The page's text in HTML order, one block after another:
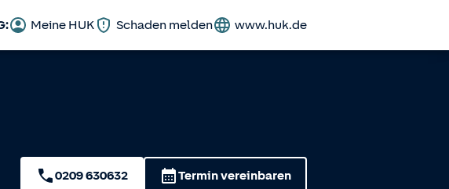
Meine HUK Schaden melden www.huk.de
0209 630632 Termin vereinbaren